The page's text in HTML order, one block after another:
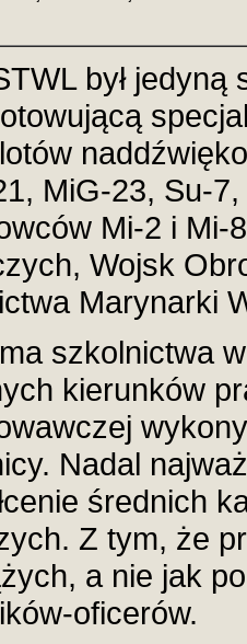
był jedyną
MiG-23, Su-
Mi-2 i
Wojsk
Marynarki
szkolnictwa
kierunków
Nadal
średnich
Z tym, że
a nie jak
oficerów.